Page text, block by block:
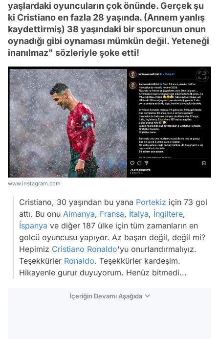
yaşlardaki oyuncuların çok önünde. Gerçek şu
ki Cristiano en fazla 28 yaşında. (Annem yanlış
kaydettirmiş) 38 yaşındaki bir sporcunun onun
oynadığı gibi oynaması mümkün değil. Yeteneği
inanılmaz" sözleriyle şoke etti!
www.instagram.com
Cristiano, 30 yaşından bu yana Portekiz için 73 gol
attı. Bu onu Almanya, Fransa, İtalya, İngiltere,
İspanya ve diğer 187 ülke için tüm zamanların en
golcü oyuncusu yapıyor. Az başarı değil, değil mi?
Hepimiz Cristiano Ronaldo'yu onurlandırmalıyız.
Teşekkürler Ronaldo. Teşekkürler kardeşim.
Hikayenle gurur duyuyorum. Henüz bitmedi...
İçeriğin Devamı Aşağıda